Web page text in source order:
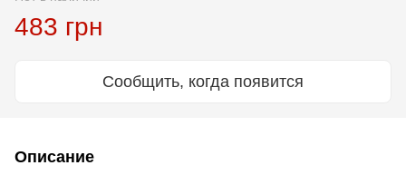
483 грн
Сообщить, когда появится
Описание